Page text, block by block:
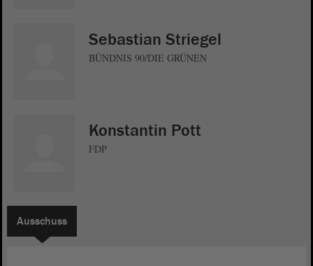
Sebastian Striegel
BÜNDNIS 90/DIE GRÜNEN
Konstantin Pott
FDP
Ausschuss